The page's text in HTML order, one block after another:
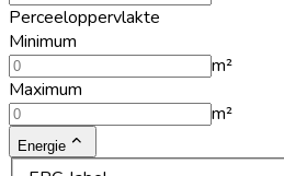
Perceeloppervlakte
Minimum
m²
Maximum
m²
Energie